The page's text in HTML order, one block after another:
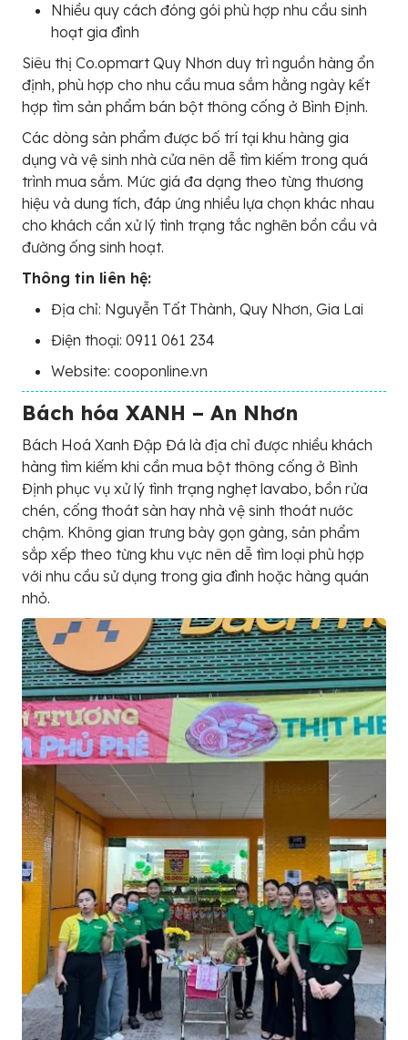
Nhiều quy cách đóng gói phù hợp nhu cầu sinh
hoạt gia đình
Siêu thị Co.opmart Quy Nhơn duy trì nguồn hàng ổn
định, phù hợp cho nhu cầu mua sắm hằng ngày kết
hợp tìm sản phẩm bán bột thông cống ở Bình Định.
Các dòng sản phẩm được bố trí tại khu hàng gia
dụng và vệ sinh nhà cửa nên dễ tìm kiếm trong quá
trình mua sắm. Mức giá đa dạng theo từng thương
hiệu và dung tích, đáp ứng nhiều lựa chọn khác nhau
cho khách cần xử lý tình trạng tắc nghẽn bồn cầu và
đường ống sinh hoạt.
Thông tin liên hệ:
Địa chỉ: Nguyễn Tất Thành, Quy Nhơn, Gia Lai
Điện thoại: 0911 061 234
Website: cooponline.vn
Bách hóa XANH – An Nhơn
Bách Hoá Xanh Đập Đá là địa chỉ được nhiều khách
hàng tìm kiếm khi cần mua bột thông cống ở Bình
Định phục vụ xử lý tình trạng nghẹt lavabo, bồn rửa
chén, cống thoát sàn hay nhà vệ sinh thoát nước
chậm. Không gian trưng bày gọn gàng, sản phẩm
sắp xếp theo từng khu vực nên dễ tìm loại phù hợp
với nhu cầu sử dụng trong gia đình hoặc hàng quán
nhỏ.